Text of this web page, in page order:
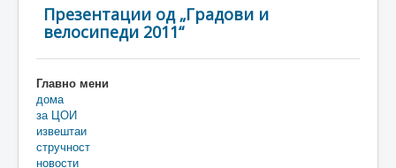
Презентации од „Градови и
велосипеди 2011“
Главно мени
дома
за ЦОИ
извештаи
стручност
новости